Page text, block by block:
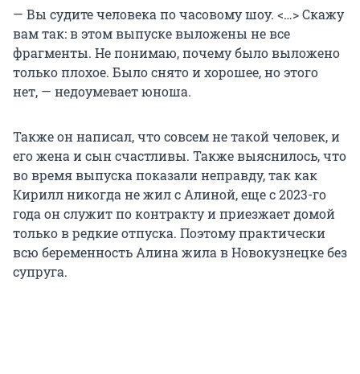
— Вы судите человека по часовому шоу. <…> Скажу
вам так: в этом выпуске выложены не все
фрагменты. Не понимаю, почему было выложено
только плохое. Было снято и хорошее, но этого
нет, — недоумевает юноша.
Также он написал, что совсем не такой человек, и
его жена и сын счастливы. Также выяснилось, что
во время выпуска показали неправду, так как
Кирилл никогда не жил с Алиной, еще с 2023-го
года он служит по контракту и приезжает домой
только в редкие отпуска. Поэтому практически
всю беременность Алина жила в Новокузнецке без
супруга.